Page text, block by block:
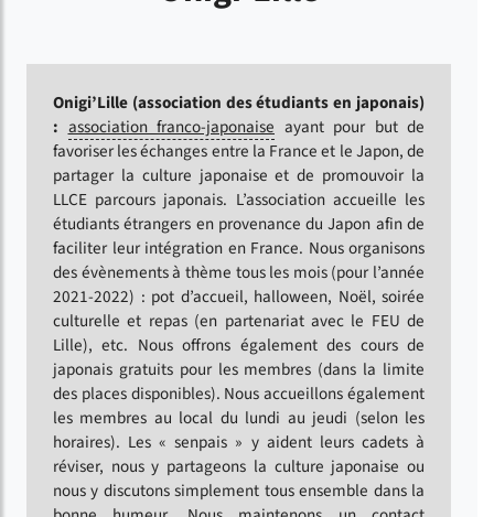
Onigi’Lille (association des étudiants en japonais)
: association franco-japonaise ayant pour but de
favoriser les échanges entre la France et le Japon, de
partager la culture japonaise et de promouvoir la
LLCE parcours japonais. L’association accueille les
étudiants étrangers en provenance du Japon afin de
faciliter leur intégration en France. Nous organisons
des évènements à thème tous les mois (pour l’année
2021-2022) : pot d’accueil, halloween, Noël, soirée
culturelle et repas (en partenariat avec le FEU de
Lille), etc. Nous offrons également des cours de
japonais gratuits pour les membres (dans la limite
des places disponibles). Nous accueillons également
les membres au local du lundi au jeudi (selon les
horaires). Les « senpais » y aident leurs cadets à
réviser, nous y partageons la culture japonaise ou
nous y discutons simplement tous ensemble dans la